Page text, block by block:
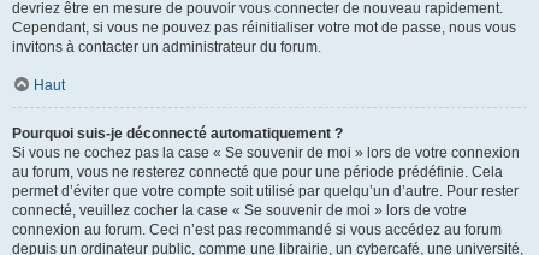
devriez être en mesure de pouvoir vous connecter de nouveau rapidement.
Cependant, si vous ne pouvez pas réinitialiser votre mot de passe, nous vous
invitons à contacter un administrateur du forum.
Haut
Pourquoi suis-je déconnecté automatiquement ?
Si vous ne cochez pas la case « Se souvenir de moi » lors de votre connexion
au forum, vous ne resterez connecté que pour une période prédéfinie. Cela
permet d’éviter que votre compte soit utilisé par quelqu’un d’autre. Pour rester
connecté, veuillez cocher la case « Se souvenir de moi » lors de votre
connexion au forum. Ceci n’est pas recommandé si vous accédez au forum
depuis un ordinateur public, comme une librairie, un cybercafé, une université,